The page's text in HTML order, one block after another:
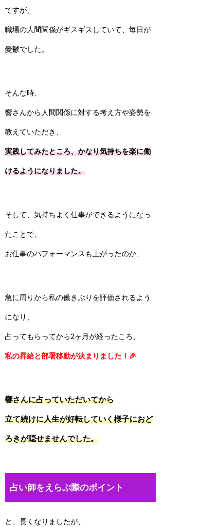
ですが、
職場の人間関係がギスギスしていて、毎日が
憂鬱でした。
そんな時、
響さんから人間関係に対する考え方や姿勢を
教えていただき、
実践してみたところ、かなり気持ちを楽に働
けるようになりました。
そして、気持ちよく仕事ができるようになっ
たことで、
お仕事のパフォーマンスも上がったのか、
急に周りから私の働きぶりを評価されるよう
になり、
占ってもらってから2ヶ月が経ったころ、
私の昇給と部署移動が決まりました！🎉
響さんに占っていただいてから
立て続けに人生が好転していく様子におど
ろきが隠せませんでした。
占い師をえらぶ際のポイント
と、長くなりましたが、